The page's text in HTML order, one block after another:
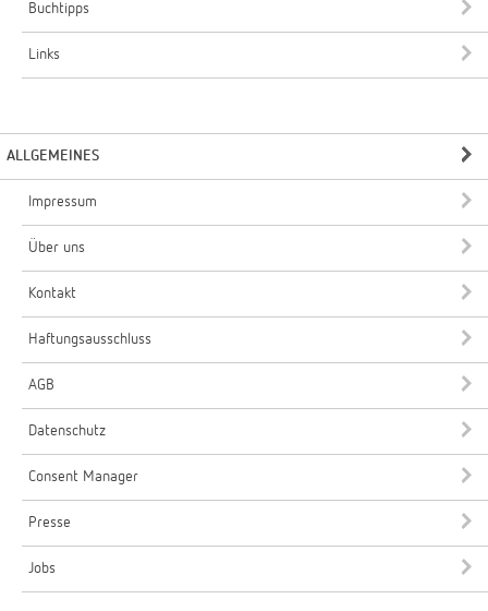
Buchtipps
Links
ALLGEMEINES
Impressum
Über uns
Kontakt
Haftungsausschluss
AGB
Datenschutz
Consent Manager
Presse
Jobs